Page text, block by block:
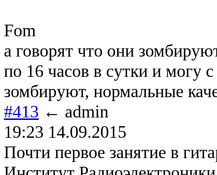
Fom
а говорят что они
по 16 часов в сутки и могу
зомбируют, нормальные
#413 ← admin
19:23 14.09.2015
Почти первое занятие в